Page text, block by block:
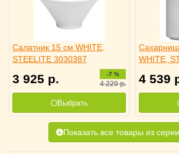
Салатник 15 см WHITE,
STEELITE 3030387
3 925 р. -7 %
4 220р.
Выбрать
WHITE,
4 539
Показать все товары из